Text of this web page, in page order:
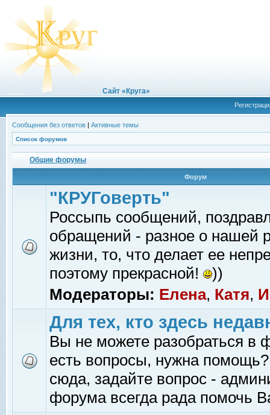
Сайт «Круга»
Сообщения без ответов | Активные темы
Список форумов
Общие форумы
Форум
"КРУГоверть"
Россыпь сообщений,
обращений - разное о нашей
жизни, то, что делает ее
поэтому прекрасной!
))
Модераторы: Елена, Катя,
Для тех, кто здесь
Вы не можете разобраться в
есть вопросы, нужна помощь?
сюда, задайте вопрос -
форума всегда рада помочь